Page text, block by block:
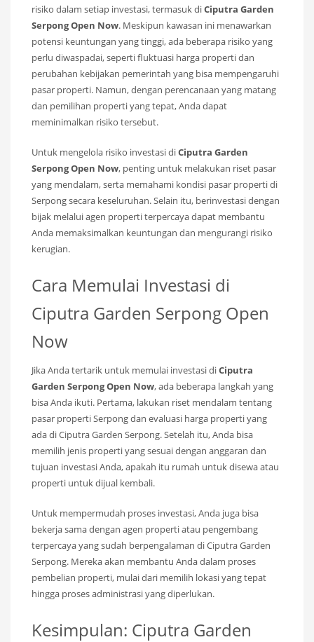
risiko dalam setiap investasi, termasuk diCiputra Garden
Serpong Open Now. Meskipun kawasan ini menawarkan
potensi keuntungan yang tinggi, ada beberapa risiko yang
perlu diwaspadai, seperti fluktuasi harga properti dan
perubahan kebijakan pemerintah yang bisa mempengaruhi
pasar properti. Namun, dengan perencanaan yang matang
dan pemilihan properti yang tepat, Anda dapat
meminimalkan risiko tersebut.
Untuk mengelola risiko investasi diCiputra Garden
Serpong Open Now, penting untuk melakukan riset pasar
yang mendalam, serta memahami kondisi pasar properti di
Serpong secara keseluruhan. Selain itu, berinvestasi dengan
bijak melalui agen properti terpercaya dapat membantu
Anda memaksimalkan keuntungan dan mengurangi risiko
kerugian.
Cara Memulai Investasi di
Ciputra Garden Serpong Open
Now
Jika Anda tertarik untuk memulai investasi diCiputra
Garden Serpong Open Now, ada beberapa langkah yang
bisa Anda ikuti. Pertama, lakukan riset mendalam tentang
pasar properti Serpong dan evaluasi harga properti yang
ada di Ciputra Garden Serpong. Setelah itu, Anda bisa
memilih jenis properti yang sesuai dengan anggaran dan
tujuan investasi Anda, apakah itu rumah untuk disewa atau
properti untuk dijual kembali.
Untuk mempermudah proses investasi, Anda juga bisa
bekerja sama dengan agen properti atau pengembang
terpercaya yang sudah berpengalaman di Ciputra Garden
Serpong. Mereka akan membantu Anda dalam proses
pembelian properti, mulai dari memilih lokasi yang tepat
hingga proses administrasi yang diperlukan.
Kesimpulan: Ciputra Garden